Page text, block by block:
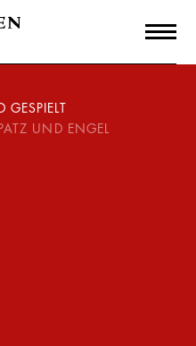
GESPIELT
UND ENGEL